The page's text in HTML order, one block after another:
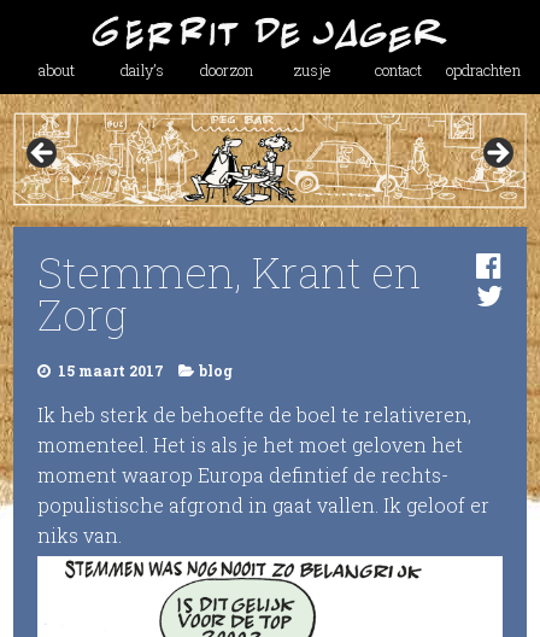
about daily’s doorzon zusje contact opdrachten
Stemmen, Krant en
Zorg
15 maart 2017 blog
Ik heb sterk de behoefte de boel te relativeren,
momenteel. Het is als je het moet geloven het
moment waarop Europa defintief de rechts-
populistische afgrond in gaat vallen. Ik geloof er
niks van.